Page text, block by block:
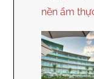
nền ẩm